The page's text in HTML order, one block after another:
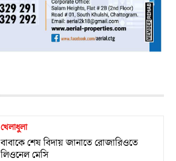
খেলাধুলা
বাবাকে শেষ বিদায় জানাতে রোজারিওতে
লিওনেল মেসি